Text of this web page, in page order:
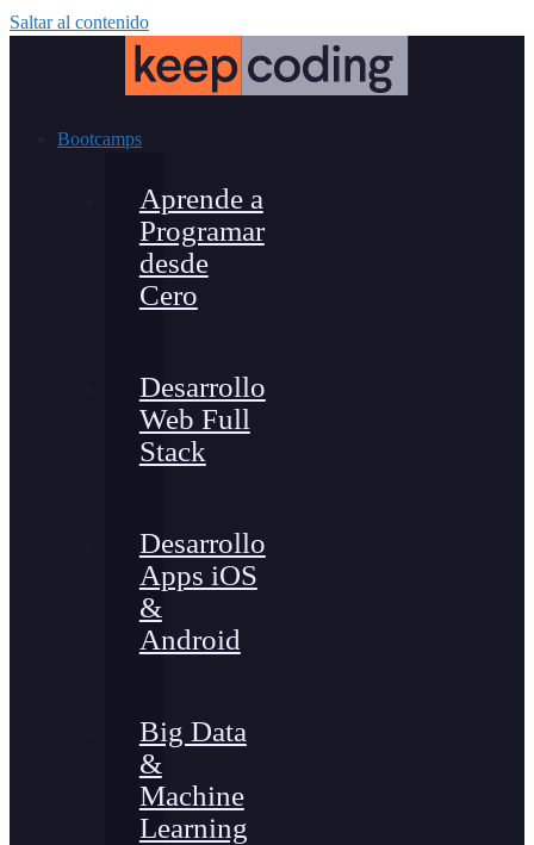
Saltar al contenido
Bootcamps
Aprende a
Programar
desde
Cero
Desarrollo
Web Full
Stack
Desarrollo
Apps iOS
&
Android
Big Data
&
Machine
Learning